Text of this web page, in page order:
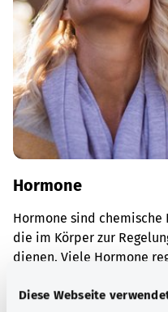
Diese Webseite
Hormone
Hormone sind
die im Körper zur
dienen. Viele Hormone